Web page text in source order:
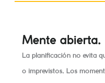
Mente abierta.
La planificación no evita
o imprevistos. Los